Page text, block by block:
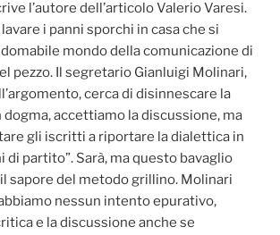
l’autore dell’articolo Valerio Varesi.
i panni sporchi in casa che si
mondo della comunicazione di
pezzo. Il segretario Gianluigi Molinari,
cerca di disinnescare la
dogma, accettiamo la discussione, ma
gli iscritti a riportare la dialettica in
di partito”. Sarà, ma questo bavaglio
sapore del metodo grillino. Molinari
nessun intento epurativo,
e la discussione anche se